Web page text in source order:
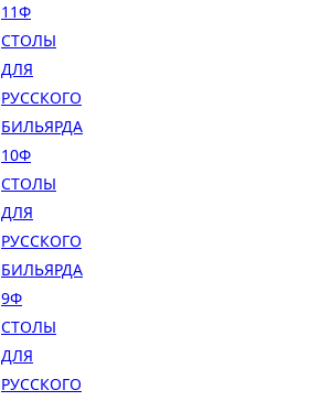
11Ф
СТОЛЫ
ДЛЯ
РУССКОГО
БИЛЬЯРДА
10Ф
СТОЛЫ
ДЛЯ
РУССКОГО
БИЛЬЯРДА
9Ф
СТОЛЫ
ДЛЯ
РУССКОГО